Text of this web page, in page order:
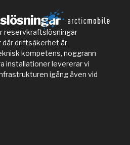
reservkraftslösningar
där driftsäkerhet är
kompetens, noggrann
installationer levererar vi
igång även vid